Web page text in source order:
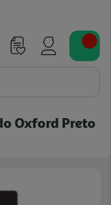
Oxford Preto